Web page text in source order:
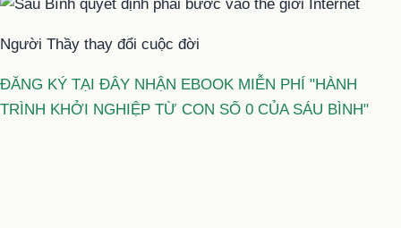
Người Thầy thay đổi cuộc đời
ĐĂNG KÝ TẠI ĐÂY NHẬN EBOOK MIỄN PHÍ "HÀNH
TRÌNH KHỞI NGHIỆP TỪ CON SỐ 0 CỦA SÁU BÌNH"